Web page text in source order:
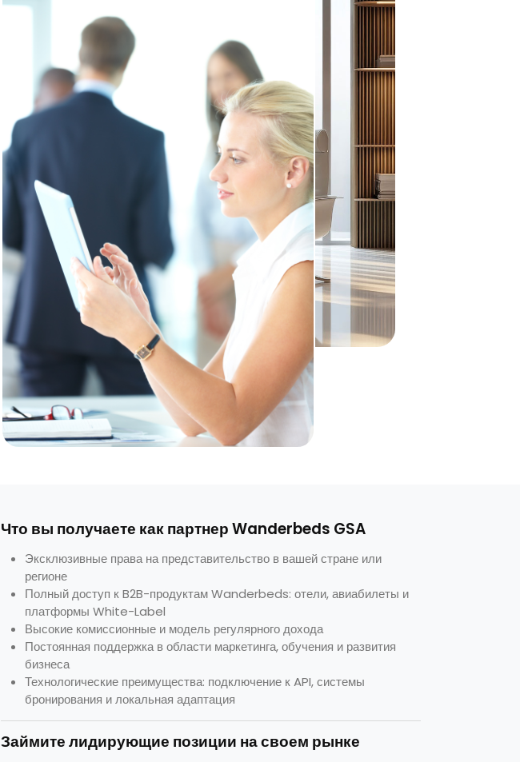
Что вы получаете как партнер Wanderbeds GSA
Эксклюзивные права на представительство в вашей стране или
регионе
Полный доступ к B2B-продуктам Wanderbeds: отели, авиабилеты и
платформы White-Label
Высокие комиссионные и модель регулярного дохода
Постоянная поддержка в области маркетинга, обучения и развития
бизнеса
Технологические преимущества: подключение к API, системы
бронирования и локальная адаптация
Займите лидирующие позиции на своем рынке